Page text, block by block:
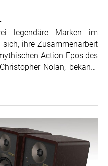
-
legendäre Marken im
sich, ihre Zusammenarbeit
Action-Epos des
Nolan, bekannt
Audio Company, Klipsch
Audiopartner für
das auf Homers
wurde von Nolan